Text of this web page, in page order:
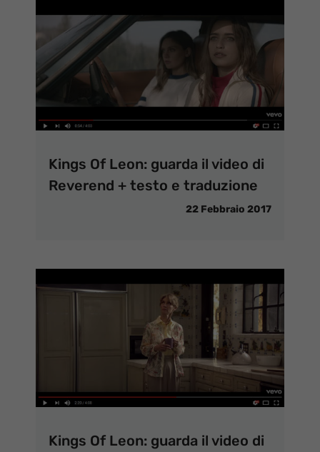
Kings Of Leon: guarda il video di
Reverend + testo e traduzione
22 Febbraio 2017
Kings Of Leon: guarda il video di